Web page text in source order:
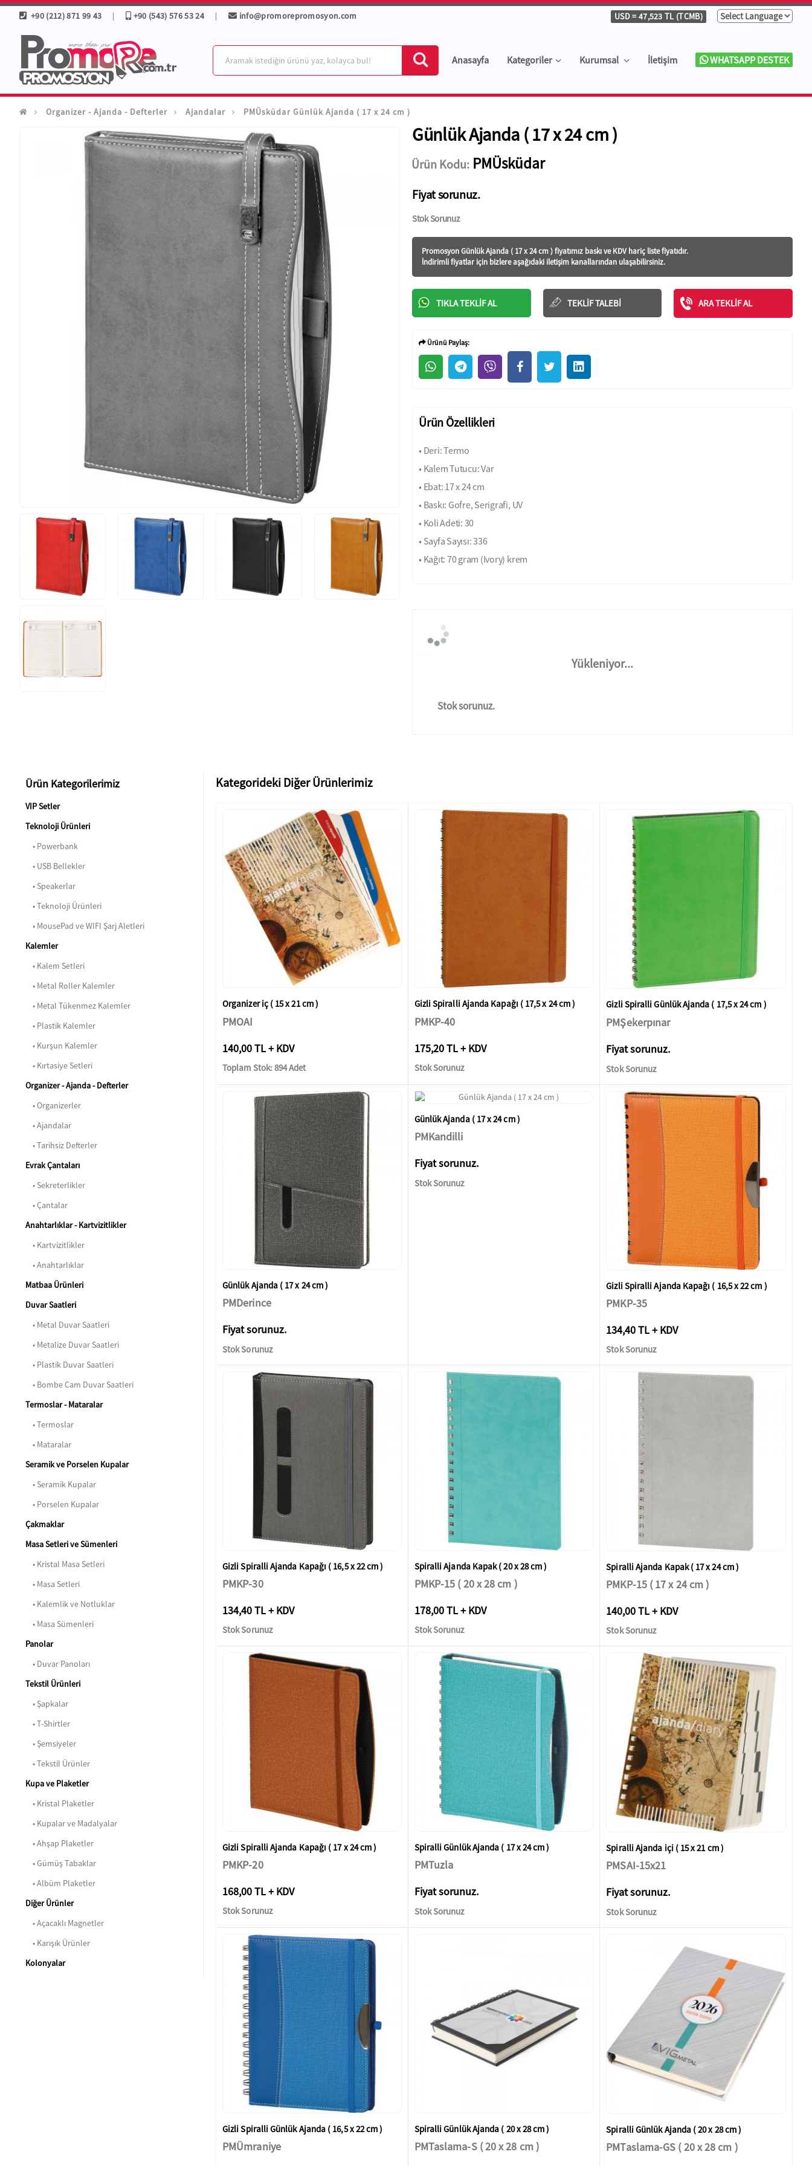
+90 (212) 871 99 43 | +90 (543) 576 53 24 | info@promorepromosyon.com USD= 47,523 TL (TCMB)
Anasayfa Kategoriler Kurumsal İletişim WHATSAPP DESTEK
Organizer - Ajanda - Defterler Ajandalar PMÜsküdar Günlük Ajanda ( 17 x 24 cm )
Günlük Ajanda ( 17 x 24 cm )
Ürün Kodu: PMÜsküdar
Fiyat sorunuz.
Stok Sorunuz
Promosyon Günlük Ajanda ( 17 x 24 cm ) fiyatımız baskı ve KDV hariç liste fiyatıdır.
İndirimli fiyatlar için bizlere aşağıdaki iletişim kanallarından ulaşabilirsiniz.
TIKLA TEKLIF AL TEKLIF TALEBI ARA TEKLIF AL
Ürünü Paylaş:
Ürün Özellikleri
• Deri: Termo
• Kalem Tutucu: Var
• Ebat: 17 x 24 cm
• Baskı: Gofre, Serigrafi, UV
• Koli Adeti: 30
• Sayfa Sayısı: 336
• Kağıt: 70 gram (Ivory) krem
Yükleniyor...
Stok sorunuz.
Ürün Kategorilerimiz
VIP Setler
Teknoloji Ürünleri
• Powerbank
• USB Bellekler
• Speakerlar
• Teknoloji Ürünleri
• MousePad ve WIFI Şarj Aletleri
Kalemler
• Kalem Setleri
• Metal Roller Kalemler
• Metal Tükenmez Kalemler
• Plastik Kalemler
• Kurşun Kalemler
• Kırtasiye Setleri
Organizer - Ajanda - Defterler
• Organizerler
• Ajandalar
• Tarihsiz Defterler
Evrak Çantaları
• Sekreterlikler
• Çantalar
Anahtarlıklar - Kartvizitlikler
• Kartvizitlikler
• Anahtarlıklar
Matbaa Ürünleri
Duvar Saatleri
• Metal Duvar Saatleri
• Metalize Duvar Saatleri
• Plastik Duvar Saatleri
• Bombe Cam Duvar Saatleri
Termoslar - Mataralar
• Termoslar
• Mataralar
Seramik ve Porselen Kupalar
• Seramik Kupalar
• Porselen Kupalar
Çakmaklar
Masa Setleri ve Sümenleri
• Kristal Masa Setleri
• Masa Setleri
• Kalemlik ve Notluklar
• Masa Sümenleri
Panolar
• Duvar Panoları
Tekstil Ürünleri
• Şapkalar
• T-Shirtler
• Şemsiyeler
• Tekstil Ürünler
Kupa ve Plaketler
• Kristal Plaketler
• Kupalar ve Madalyalar
• Ahşap Plaketler
• Gümüş Tabaklar
• Albüm Plaketler
Diğer Ürünler
• Açacaklı Magnetler
• Karışık Ürünler
Kolonyalar
Kategorideki Diğer Ürünlerimiz
Organizer iç ( 15 x 21 cm )
PMOAI
140,00 TL + KDV
Toplam Stok: 894 Adet
Gizli Spiralli Ajanda Kapağı ( 17,5 x 24 cm )
PMKP-40
175,20 TL + KDV
Stok Sorunuz
Gizli Spiralli Günlük Ajanda ( 17,5 x 24 cm )
PMŞekerpınar
Fiyat sorunuz.
Stok Sorunuz
Günlük Ajanda ( 17 x 24 cm )
PMDerince
Fiyat sorunuz.
Stok Sorunuz
Günlük Ajanda ( 17 x 24 cm )
PMKandilli
Fiyat sorunuz.
Stok Sorunuz
Gizli Spiralli Ajanda Kapağı ( 16,5 x 22 cm )
PMKP-35
134,40 TL + KDV
Stok Sorunuz
Gizli Spiralli Ajanda Kapağı ( 16,5 x 22 cm )
PMKP-30
134,40 TL + KDV
Stok Sorunuz
Spiralli Ajanda Kapak ( 20 x 28 cm )
PMKP-15 ( 20 x 28 cm )
178,00 TL + KDV
Stok Sorunuz
Spiralli Ajanda Kapak ( 17 x 24 cm )
PMKP-15 ( 17 x 24 cm )
140,00 TL + KDV
Stok Sorunuz
Gizli Spiralli Ajanda Kapağı ( 17 x 24 cm )
PMKP-20
168,00 TL + KDV
Stok Sorunuz
Spiralli Günlük Ajanda ( 17 x 24 cm )
PMTuzla
Fiyat sorunuz.
Stok Sorunuz
Spiralli Ajanda içi ( 15 x 21 cm )
PMSAI-15x21
Fiyat sorunuz.
Stok Sorunuz
Gizli Spiralli Günlük Ajanda ( 16,5 x 22 cm )
PMÜmraniye
Spiralli Günlük Ajanda ( 20 x 28 cm )
PMTaslama-S ( 20 x 28 cm )
Spiralli Günlük Ajanda ( 20 x 28 cm )
PMTaslama-GS ( 20 x 28 cm )